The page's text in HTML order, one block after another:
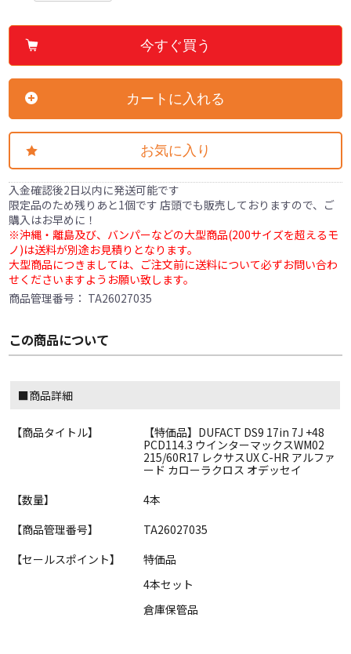
今すぐ買う
カートに入れる
お気に入り
入金確認後2日以内に発送可能です
限定品のため残りあと1個です 店頭でも販売しておりますので、ご
購入はお早めに！
※沖縄・離島及び、バンパーなどの大型商品(200サイズを超えるモ
ノ)は送料が別途お見積りとなります。
大型商品につきましては、ご注文前に送料について必ずお問い合わ
せくださいますようお願い致します。
商品管理番号： TA26027035
この商品について
■商品詳細
【商品タイトル】
【特価品】DUFACT DS9 17in 7J +48
PCD114.3 ウインターマックスWM02
215/60R17 レクサスUX C-HR アルファ
ード カローラクロス オデッセイ
【数量】
4本
【商品管理番号】
TA26027035
【セールスポイント】
特価品
4本セット
倉庫保管品